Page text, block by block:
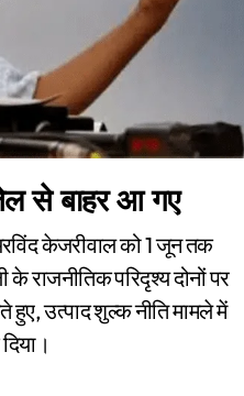
से बाहर आ गए
राजनीतिक परिदृश्य दोनों पर
हुए, उत्पाद शुल्क नीति मामले में